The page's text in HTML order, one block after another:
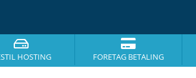
HOSTING FORETAG BETALING